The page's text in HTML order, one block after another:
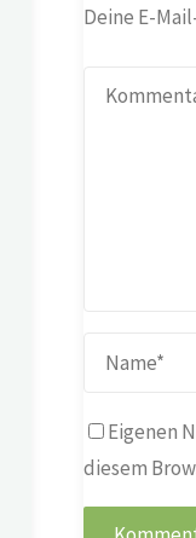
Deine E-
Eigenen
diesem